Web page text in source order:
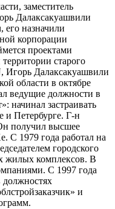
заместитель
Далаксакуашвили
его назначили
корпорации
проектами
старого
Игорь Далаксакуашвили
области в октябре
ведущие должности в
начинал застраивать
и Петербурге. Г-н
получил высшее
С 1979 года работал на
городского
жилых комплексов. В
С 1997 года
должностях
и